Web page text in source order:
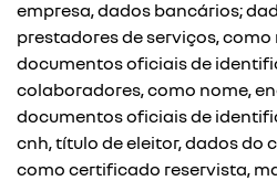
empresa, dados bancários;
prestadores de serviços,
documentos oficiais de
colaboradores, como nome,
documentos oficiais de
cnh, título de eleitor, dados do
como certificado reservista,